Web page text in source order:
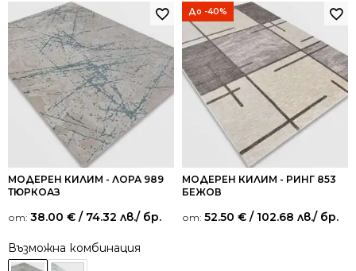
МОДЕРЕН КИЛИМ - ЛОРА 989
ТЮРКОАЗ
от: 38.00 € / 74.32 лв./ бр.
Възможна комбинация
До -40%
МОДЕРЕН КИЛИМ - РИНГ 853
БЕЖОВ
от: 52.50 € / 102.68 лв./ бр.